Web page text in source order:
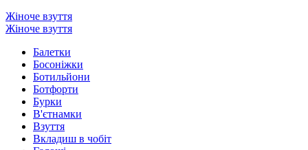
Жіноче взуття
Жіноче взуття
Балетки
Босоніжки
Ботильйони
Ботфорти
Бурки
В'єтнамки
Взуття
Вкладиш в чобіт